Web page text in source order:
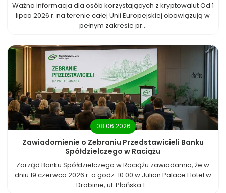
Ważna informacja dla osób korzystających z kryptowalut Od 1
lipca 2026 r. na terenie całej Unii Europejskiej obowiązują w
pełnym zakresie pr...
08.06.2026
Zawiadomienie o Zebraniu Przedstawicieli Banku
Spółdzielczego w Raciążu
Zarząd Banku Spółdzielczego w Raciążu zawiadamia, że w
dniu 19 czerwca 2026 r. o godz. 10:00 w Julian Palace Hotel w
Drobinie, ul. Płońska 1...